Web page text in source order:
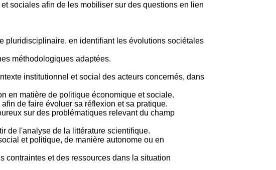
sociales afin de les mobiliser sur des questions en lien
pluridisciplinaire, en identifiant les évolutions sociétales
méthodologiques adaptées.
institutionnel et social des acteurs concernés, dans
en matière de politique économique et sociale.
de faire évoluer sa réflexion et sa pratique.
sur des problématiques relevant du champ
de l'analyse de la littérature scientifique.
et politique, de manière autonome ou en
contraintes et des ressources dans la situation